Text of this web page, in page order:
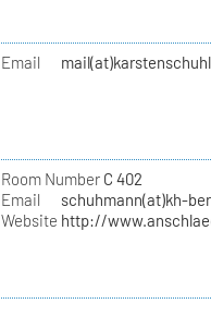
Email
Room NumberC 402
Email
schuhmann(at)kh-
Website http://